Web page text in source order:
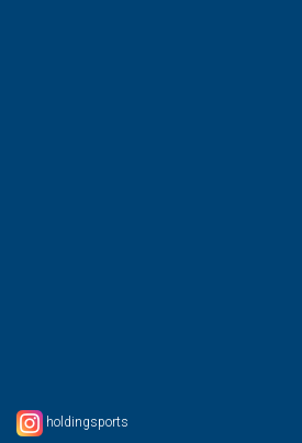
holdingsports